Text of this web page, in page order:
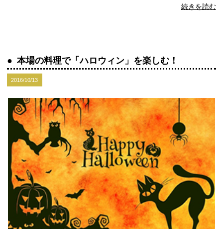
続きを読む
本場の料理で「ハロウィン」を楽しむ！
2016/10/13